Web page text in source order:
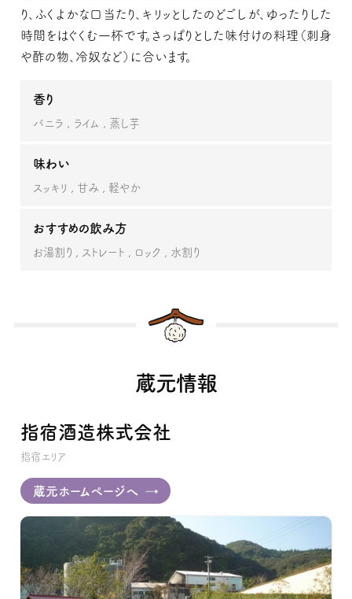
り、ふくよかな口当たり、キリッとしたのどごしが、ゆったりした
時間をはぐくむ一杯です。さっぱりとした味付けの料理（刺身
や酢の物、冷奴など）に合います。
香り
バニラ ライム 蒸し芋
味わい
スッキリ 甘み 軽やか
おすすめの飲み方
お湯割り ストレート ロック 水割り
蔵元情報
指宿酒造株式会社
指宿エリア
蔵元ホームページへ